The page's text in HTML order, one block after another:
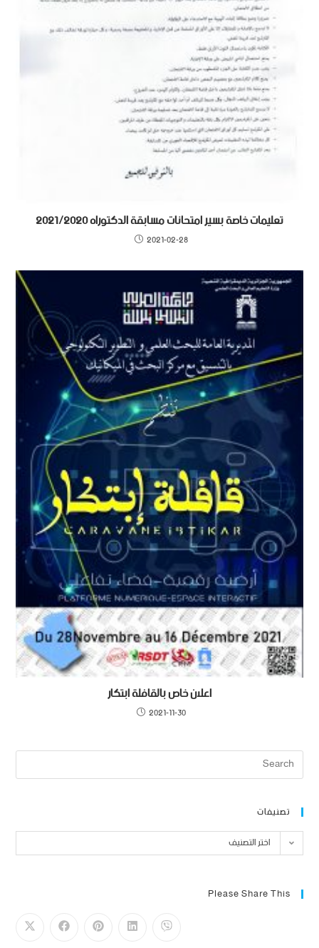
تعليمات خاصة بسير امتحانات مسابقة الدكتوراه 2021/2020
2021-02-28
اعلان خاص بالقافلة ابتكار
2021-11-30
تصنيفات
اختر التصنيف
Please Share This